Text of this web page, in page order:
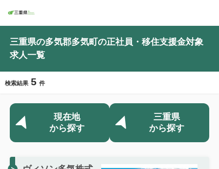
三重県の多気郡多気町の正社員・移住支援金対象
求人一覧
検索結果 5 件
現在地
から探す
三重県
から探す